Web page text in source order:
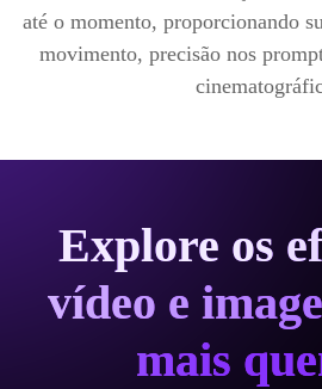
até o momento, proporcionando
movimento, precisão nos
Explore os
vídeo e
mais